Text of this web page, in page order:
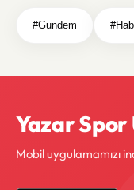
#Gundem
Yazar Spor
Mobil uygulamamızı